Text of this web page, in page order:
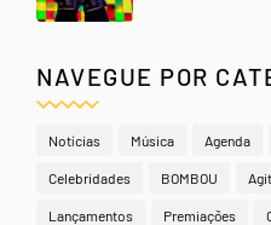
NAVEGUE POR
Notícias Música Agenda
Celebridades BOMBOU
Lançamentos Premiações